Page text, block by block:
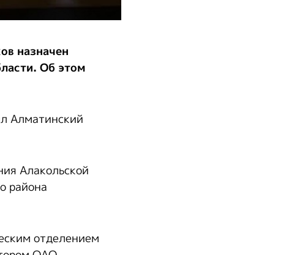
назначен
Об этом
Алматинский
Алакольской
района
отделением